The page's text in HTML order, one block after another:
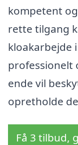
kompetent
rette tilgang
kloakarbejde
professionelt
ende vil
opretholde
Få 3 tilbud,